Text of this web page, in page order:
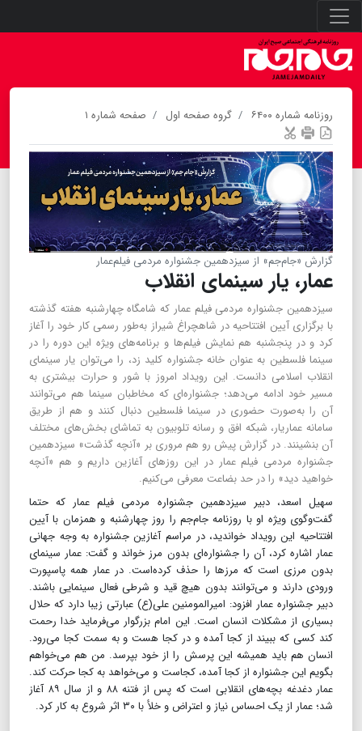
روزنامه شماره ۶۴۰۰ گروه صفحه اول صفحه شماره ۱
گزارش «جام‌جم‌» از سیزدهمین جشنواره مردمی فیلم‌عمار
عمار، یار سینمای انقلاب
سیزدهمین جشنواره مردمی فیلم عمار که شامگاه چهارشنبه هفته گذشته
با برگزاری آیین افتتاحیه در شاهچراغ شیراز به‌طور رسمی کار خود را آغاز
کرد و در پنجشنبه هم نمایش فیلم‌ها و برنامه‌های ویژه این دوره را در
سینما فلسطین به عنوان خانه جشنواره کلید زد، را می‌توان یار سینمای
انقلاب اسلامی دانست. این رویداد امروز با شور و حرارت بیشتری به
مسیر خود ادامه می‌دهد؛ جشنواره‌ای که مخاطبان سینما هم می‌توانند
آن را به‌صورت حضوری در سینما فلسطین دنبال کنند و هم از طریق
سامانه عماریار، شبکه افق و رسانه تلوبیون به تماشای بخش‌های مختلف
آن بنشینند. در گزارش پیش رو هم مروری بر «آنچه گذشت» سیزدهمین
جشنواره مردمی فیلم عمار در این روزهای آغازین داریم و هم «آنچه
خواهید دید» را در حد بضاعت معرفی می‌کنیم.
سهیل اسعد، دبیر سیزدهمین جشنواره مردمی فیلم عمار که حتما
گفت‌و‌گوی ویژه او با روزنامه جام‌جم را روز چهارشنبه و همزمان با آیین
افتتاحیه این رویداد خواندید، در مراسم آغازین جشنواره به وجه جهانی
عمار اشاره کرد، آن را جشنواره‌ای بدون مرز خواند و گفت: عمار سینمای
بدون مرزی است که مرزها را حذف کرده‌است. در عمار همه پاسپورت
ورودی دارند و می‌توانند بدون هیچ قید و شرطی فعال سینمایی باشند.
دبیر جشنواره عمار افزود: امیرالمومنین علی(ع) عبارتی زیبا دارد که حلال
بسیاری از مشکلات انسان است. این امام بزرگوار می‌فرماید خدا رحمت
کند کسی که ببیند از کجا آمده و در کجا هست و به سمت کجا می‌رود.
انسان هم باید همیشه این پرسش را از خود بپرسد. من هم می‌خواهم
بگویم این جشنواره از کجا آمده، کجاست و می‌خواهد به کجا حرکت کند.
عمار دغدغه بچه‌های انقلابی است که پس از فتنه ۸۸ و از سال ۸۹ آغاز
شد؛ عمار از یک احساس نیاز و اعتراض و خلأ با ۳۰ اثر شروع به کار کرد.